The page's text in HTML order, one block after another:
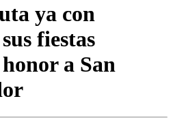
ya con
fiestas
a San